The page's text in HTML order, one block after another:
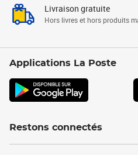
Livraison gratuite
Hors livres et hors produits
Applications La Poste
Restons connectés